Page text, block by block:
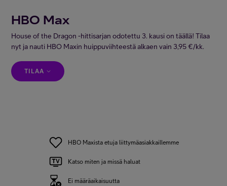
FI EN SV
HBO Max
House of the Dragon -hittisarjan odotettu 3. kausi on täällä! Tilaa
nyt ja nauti HBO Maxin huippuviihteestä alkaen vain 3,95 €/kk.
TILAA
HBO Maxista etuja liittymäasiakkaillemme
Katso miten ja missä haluat
Ei määräaikaisuutta